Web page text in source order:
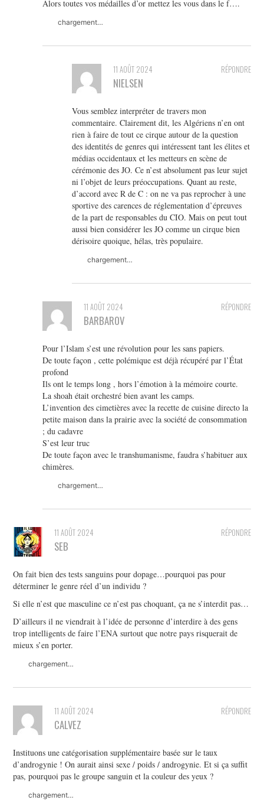
Alors toutes vos médailles d’or mettez les vous dans le f….
chargement…
RÉPONDRE
11 AOÛT 2024
NIELSEN
Vous semblez interpréter de travers mon
commentaire. Clairement dit, les Algériens n’en ont
rien à faire de tout ce cirque autour de la question
des identités de genres qui intéressent tant les élites et
médias occidentaux et les metteurs en scène de
cérémonie des JO. Ce n’est absolument pas leur sujet
ni l’objet de leurs préoccupations. Quant au reste,
d’accord avec R de C : on ne va pas reprocher à une
sportive des carences de réglementation d’épreuves
de la part de responsables du CIO. Mais on peut tout
aussi bien considérer les JO comme un cirque bien
dérisoire quoique, hélas, très populaire.
chargement…
RÉPONDRE
11 AOÛT 2024
BARBAROV
Pour l’Islam s’est une révolution pour les sans papiers.
De toute façon , cette polémique est déjà récupéré par l’État
profond
Ils ont le temps long , hors l’émotion à la mémoire courte.
La shoah était orchestré bien avant les camps.
L’invention des cimetières avec la recette de cuisine directo la
petite maison dans la prairie avec la société de consommation
; du cadavre
S’est leur truc
De toute façon avec le transhumanisme, faudra s’habituer aux
chimères.
chargement…
RÉPONDRE
11 AOÛT 2024
SEB
On fait bien des tests sanguins pour dopage…pourquoi pas pour
déterminer le genre réel d’un individu ?
Si elle n’est que masculine ce n’est pas choquant, ça ne s’interdit pas…
D’ailleurs il ne viendrait à l’idée de personne d’interdire à des gens
trop intelligents de faire l’ENA surtout que notre pays risquerait de
mieux s’en porter.
chargement…
RÉPONDRE
11 AOÛT 2024
CALVEZ
Instituons une catégorisation supplémentaire basée sur le taux
d’androgynie ! On aurait ainsi sexe / poids / androgynie. Et si ça suffit
pas, pourquoi pas le groupe sanguin et la couleur des yeux ?
chargement…